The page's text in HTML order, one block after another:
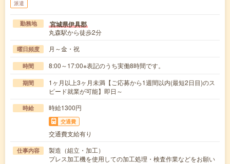
派遣
勤務地 宮城県伊具郡
丸森駅から徒歩2分
曜日頻度 月～金・祝
時間 8:00～17:00※表記のうち実働8時間です。
期間
1ヶ月以上3ヶ月未満【ご応募から1週間以内(最短2日目)のス
ピード就業が可能】即日～
時給 時給1300円
交通費
交通費支給有り
仕事内容
製造（組立・加工）
プレス加工機を使用しての加工処理・検査作業などをお願い